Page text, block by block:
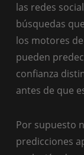
las redes
búsquedas
los motores
pueden
confianza
antes de que
Por supuesto
predicciones